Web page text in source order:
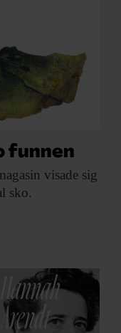
funnen
visade sig
sko.